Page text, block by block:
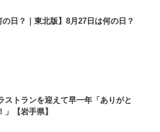
の日？｜東北版】8月27日は何の日？
ストランを迎えて早一年「ありがと
」【岩手県】